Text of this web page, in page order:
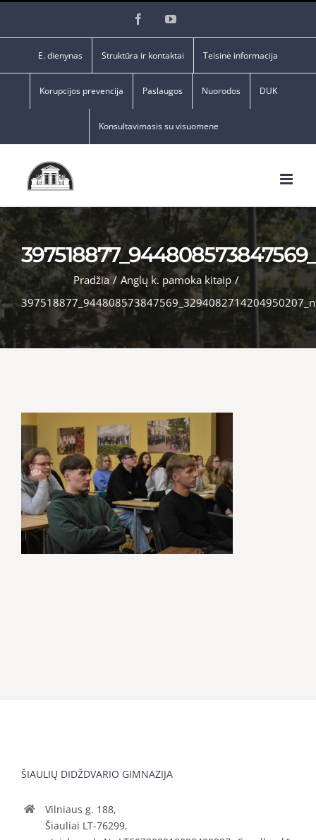
FacebookYouTube
E. dienynas Struktūra ir kontaktai Teisinė informacija
Korupcijos prevencija Paslaugos Nuorodos DUK
Konsultavimasis su visuomene
Pradžia / Anglų k. pamoka kitaip /
397518877_944808573847569_3294082714204950207_n
ŠIAULIŲ DIDŽDVARIO GIMNAZIJA
Vilniaus g. 188,
Šiauliai LT-76299,